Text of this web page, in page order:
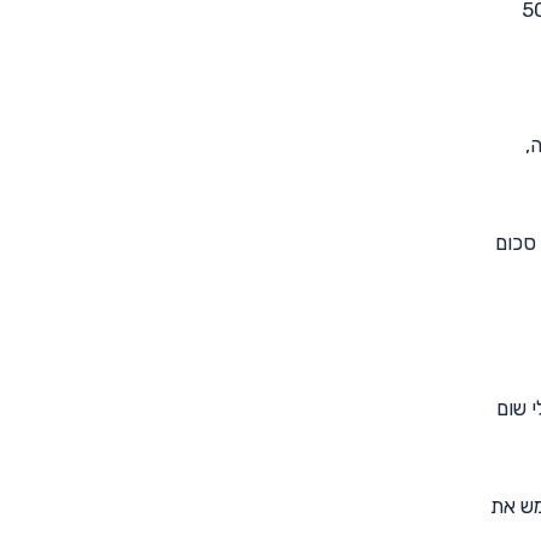
2,500 ש"ח, יגדיל בכל חודש את הכנסתו ב-500
בכל שנה בכ-10% לשנה,
מוערכת של כ-20 אלף ש"ח – סכום
שום
לממש את